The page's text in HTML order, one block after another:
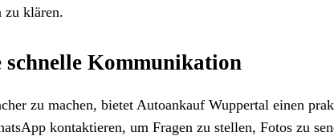
zu klären.
Kommunikation
zu machen, bietet Autoankauf Wuppertal einen
kontaktieren, um Fragen zu stellen, Fotos zu